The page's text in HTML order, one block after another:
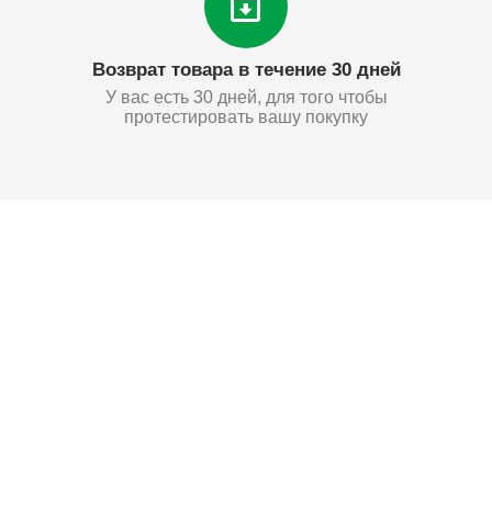
Возврат товара в течение 30 дней
У вас есть 30 дней, для того чтобы
протестировать вашу покупку